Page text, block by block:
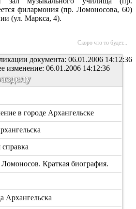
филармония (пр. Ломоносова, 60)
(ул. Маркса, 4).
Скоро что то будет...
документа: 06.01.2006 14:12:36
изменение: 06.01.2006 14:12:36
в городе Архангельске
Краткая биография.
Архангельска